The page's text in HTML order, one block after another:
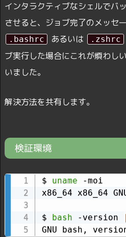
インタラクティブなシェルでバ
させると、ジョブ完了のメッセ
.bashrc あるいは .zshrc
ブ実行した場合にこれが煩わし
いました。
解決方法を共有します。
検証環境
$ uname -moi
x86_64 x86_64
$ bash -version |
GNU bash,